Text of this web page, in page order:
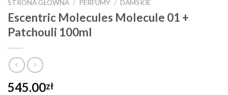
STRONA GŁÓWNA / PERFUMY / DAMSKIE
Escentric Molecules Molecule 01 +
Patchouli 100ml
545.00zł